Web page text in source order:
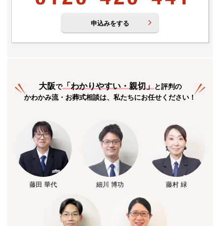
申込みをする
大阪で「わかりやすい・親切」と評判の
かわかみ流・お葬式相談は、私たちにお任せください！
藤田 華代 細川 博功 藤村 緑